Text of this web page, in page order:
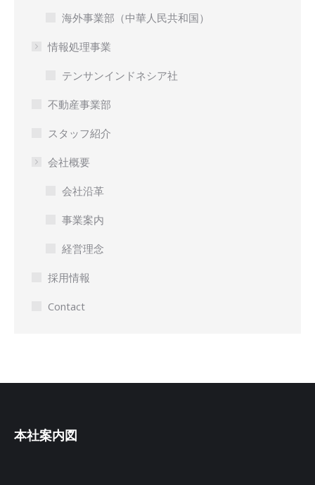
海外事業部（中華人民共和国）
情報処理事業
テンサンインドネシア社
不動産事業部
スタッフ紹介
会社概要
会社沿革
事業案内
経営理念
採用情報
Contact
本社案内図